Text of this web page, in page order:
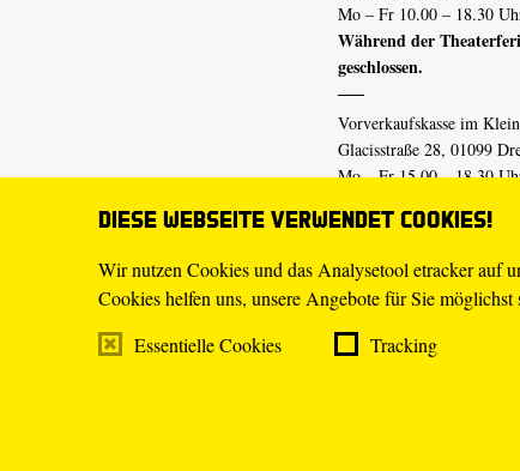
Diese Webseite verwendet Cookies!
Wir nutzen Cookies und das Analysetool etracker auf
Cookies helfen uns, unsere Angebote für Sie
Essentielle Cookies
Tracking
Mo – Fr 10.00 – 18.30
Während der
geschlossen.
Vorverkaufskasse im
Glacisstraße 28, 01099
Mo – Fr 15.00 – 18.30
geschlossen.
E-Mail
Telefon 0351.49 13-555
Mo – Fr 10.00 – 18.30 Uhr